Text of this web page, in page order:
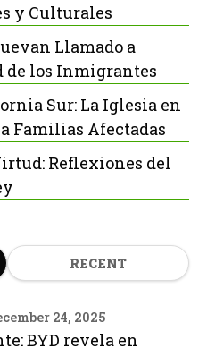
y Culturales
Llamado a
de los Inmigrantes
Sur: La Iglesia en
Familias Afectadas
Reflexiones del
RECENT
24, 2025
BYD revela en